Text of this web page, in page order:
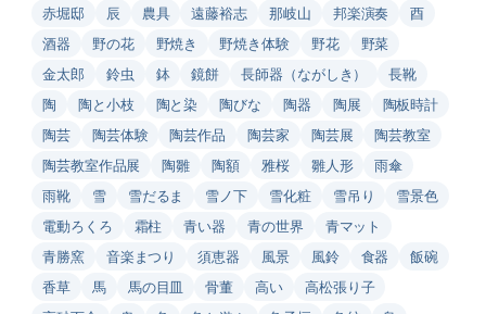
赤堀邸
辰 農具 遠藤裕志 那岐山 邦楽演奏
酉
酒器
野の花 野焼き 野焼き体験 野花
野菜
金太郎
鈴虫 鉢 鏡餅 長師器（ながしき）
長靴
陶
陶と小枝 陶と染 陶びな 陶器 陶展
陶板時計
陶芸
陶芸体験 陶芸作品 陶芸家 陶芸展
陶芸教室
陶芸教室作品展
陶雛 陶額 雅桜 雛人形
雨傘
雨靴
雪 雪だるま 雪ノ下 雪化粧 雪吊り
雪景色
電動ろくろ
霜柱 青い器 青の世界
青マット
青勝窯
音楽まつり 須恵器 風景 風鈴 食器
飯碗
香草
馬 馬の目皿 骨董 高い
高松張り子